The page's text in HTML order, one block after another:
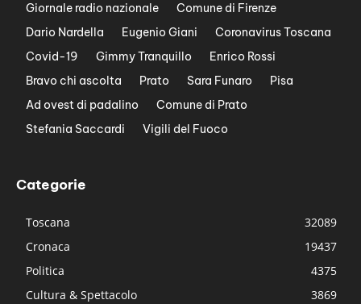
Giornale radio nazionale
Comune di Firenze
Dario Nardella
Eugenio Giani
Coronavirus Toscana
Covid-19
Gimmy Tranquillo
Enrico Rossi
Bravo chi ascolta
Prato Sara Funaro
Pisa
Ad ovest di padalino
Comune di Prato
Stefania Saccardi
Vigili del Fuoco
Categorie
Toscana
32089
Cronaca
19437
Politica
4375
Cultura & Spettacolo
3869